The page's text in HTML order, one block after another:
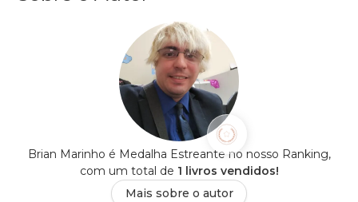
Brian Marinho é Medalha Estreante no nosso Ranking,
com um total de 1 livros vendidos!
Mais sobre o autor